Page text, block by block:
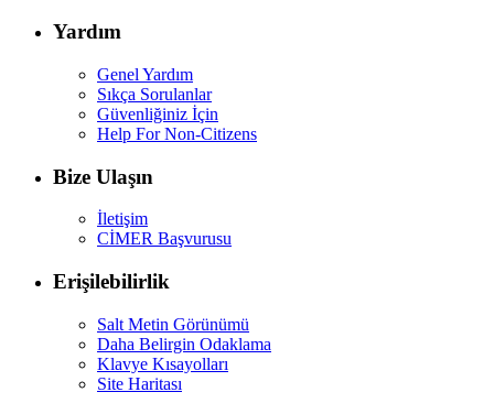
Yardım
Genel Yardım
Sıkça Sorulanlar
Güvenliğiniz İçin
Help For Non-Citizens
Bize Ulaşın
İletişim
CİMER Başvurusu
Erişilebilirlik
Salt Metin Görünümü
Daha Belirgin Odaklama
Klavye Kısayolları
Site Haritası